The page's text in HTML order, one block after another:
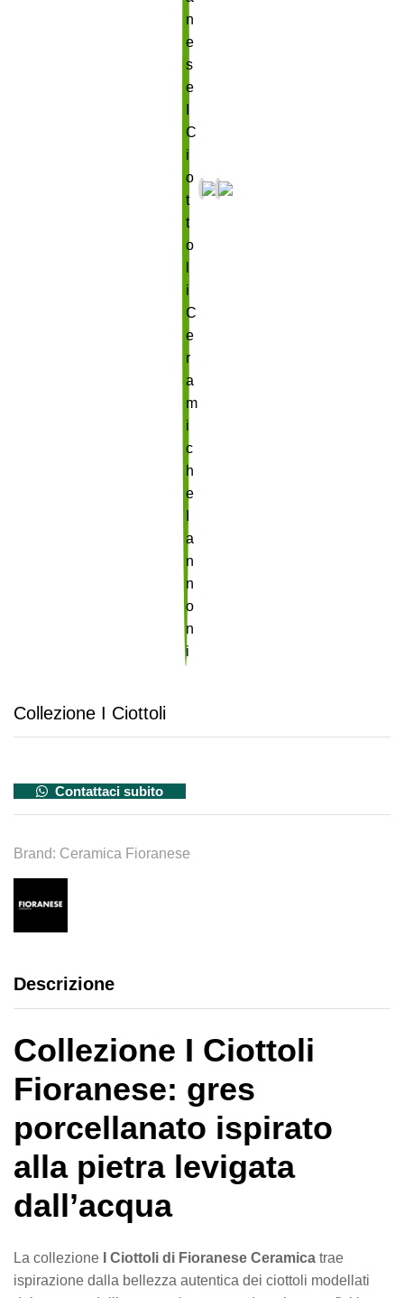
Collezione I Ciottoli
Contattaci subito
Brand: Ceramica Fioranese
Descrizione
Collezione I Ciottoli
Fioranese: gres
porcellanato ispirato
alla pietra levigata
dall’acqua
La collezione I Ciottoli di Fioranese Ceramica trae
ispirazione dalla bellezza autentica dei ciottoli modellati